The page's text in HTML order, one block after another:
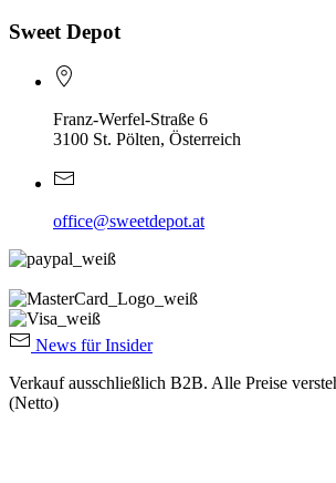
Sweet Depot
Franz-Werfel-Straße 6
3100 St. Pölten, Österreich
office@sweetdepot.at
News für Insider
Verkauf ausschließlich B2B. Alle Preise
(Netto)